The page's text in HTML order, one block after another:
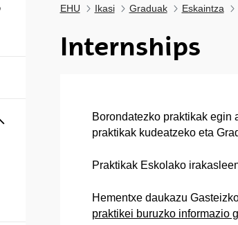
hide subpages
EHU Ikasi Graduak Eskaintza
Internships
Borondatezko praktikak egin
praktikak kudeatzeko eta
Praktikak Eskolako
Hementxe daukazu
praktikei buruzko informazio